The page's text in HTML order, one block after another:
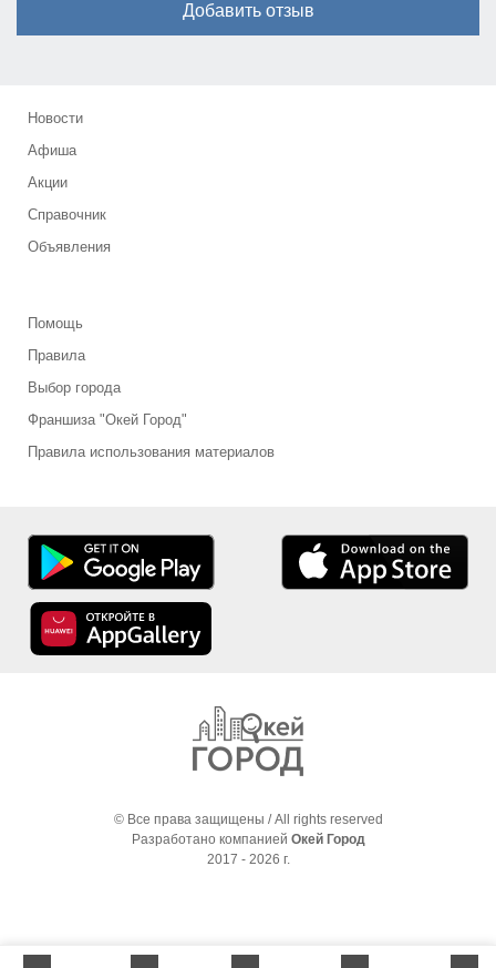
Добавить отзыв
Новости
Афиша
Акции
Справочник
Объявления
Помощь
Правила
Выбор города
Франшиза "Окей Город"
Правила использования материалов
© Все права защищены / All rights reserved
Разработано компанией Окей Город
2017 - 2026 г.